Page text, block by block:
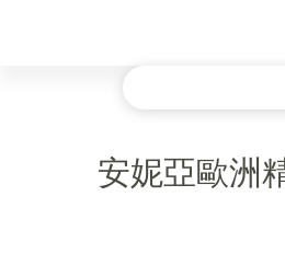
安妮亞歐洲